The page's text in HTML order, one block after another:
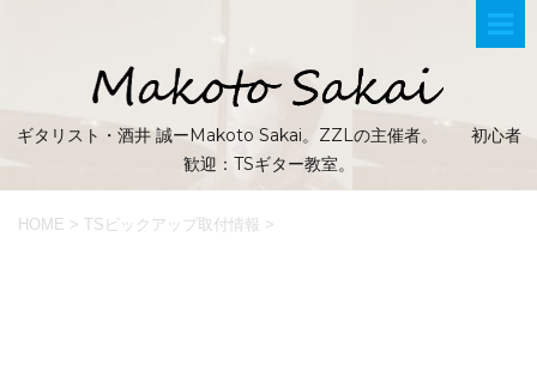
ギタリスト・酒井 誠ーMakoto Sakai。ZZLの主催者。 初心者
歓迎：TSギター教室。
HOME > TSピックアップ取付情報 >